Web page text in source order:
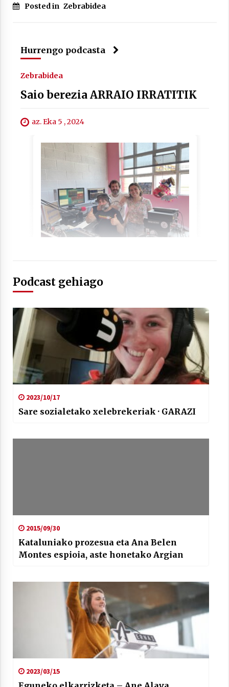
Berria egunkarian elkarrizketa
Zebrabidearen denboraldi amaiera
EHZtik
2021/07/01
Arrosaren laburpen bideoa Hamaika
Telebistaren eskutik
2021/06/30
Posted in Zebrabidea
Hurrengo podcasta
Zebrabidea
Saio berezia ARRAIO IRRATITIK
az. Eka 5 , 2024
Podcast gehiago
2023/10/17
Sare sozialetako xelebrekeriak · GARAZI
2015/09/30
Kataluniako prozesua eta Ana Belen
Montes espioia, aste honetako Argian
2023/03/15